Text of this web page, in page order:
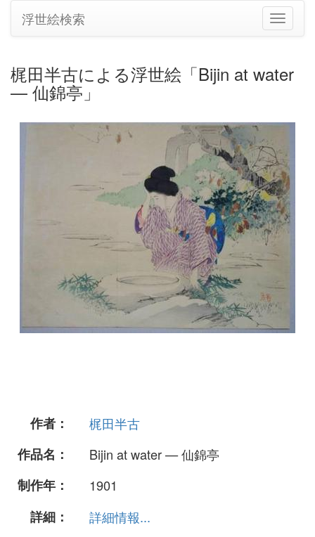
ナ
ビ
シ
り
替
え
浮世絵検索
梶田半古による浮世絵「Bijin at water
— 仙錦亭」
作者：
梶田半古
作品名：
Bijin at water — 仙錦亭
制作年：
1901
詳細：
詳細情報...